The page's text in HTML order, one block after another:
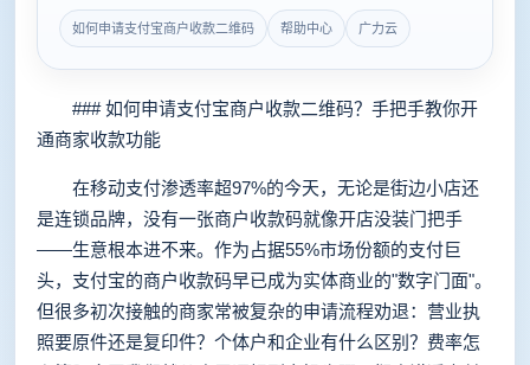
如何申请支付宝商户收款二维码 帮助中心 广力云
### 如何申请支付宝商户收款二维码？手把手教你开
通商家收款功能
在移动支付渗透率超97%的今天，无论是街边小店还
是连锁品牌，没有一张商户收款码就像开店没装门把手
——生意根本进不来。作为占据55%市场份额的支付巨
头，支付宝的商户收款码早已成为实体商业的"数字门面"。
但很多初次接触的商家常被复杂的申请流程劝退：营业执
照要原件还是复印件？个体户和企业有什么区别？费率怎